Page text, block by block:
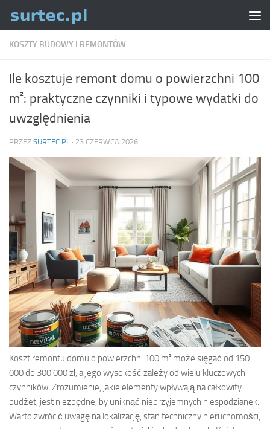
Skip to content
KOSZTY BUDOWY I REMONTÓW
Ile kosztuje remont domu o powierzchni 100
m²: praktyczne czynniki i typowe wydatki do
uwzględnienia
PRZEZ SURTEC.PL · 23 CZERWCA 2026
Koszt remontu domu o powierzchni 100 m² może sięgać od 150
000 do 300 000 zł, a jego wysokość zależy od wielu kluczowych
czynników. Zrozumienie, jakie elementy wpływają na całkowity
budżet, jest niezbędne, by uniknąć nieprzyjemnych niespodzianek.
Warto zwrócić uwagę na lokalizację, stan techniczny nieruchomości,